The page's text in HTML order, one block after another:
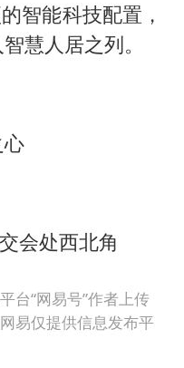
智能科技配置，
慧人居之列。
会处西北角
台“网易号”作者上传
易仅提供信息发布平